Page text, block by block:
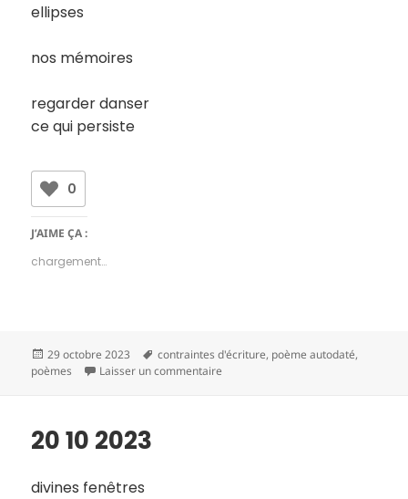
ellipses
nos mémoires
regarder danser
ce qui persiste
0
J’AIME ÇA :
chargement…
Publié
le
29 octobre 2023
Mots-
clés
contraintes d'écriture, poème autodaté,
poèmes
Laisser un commentaire
20 10 2023
divines fenêtres